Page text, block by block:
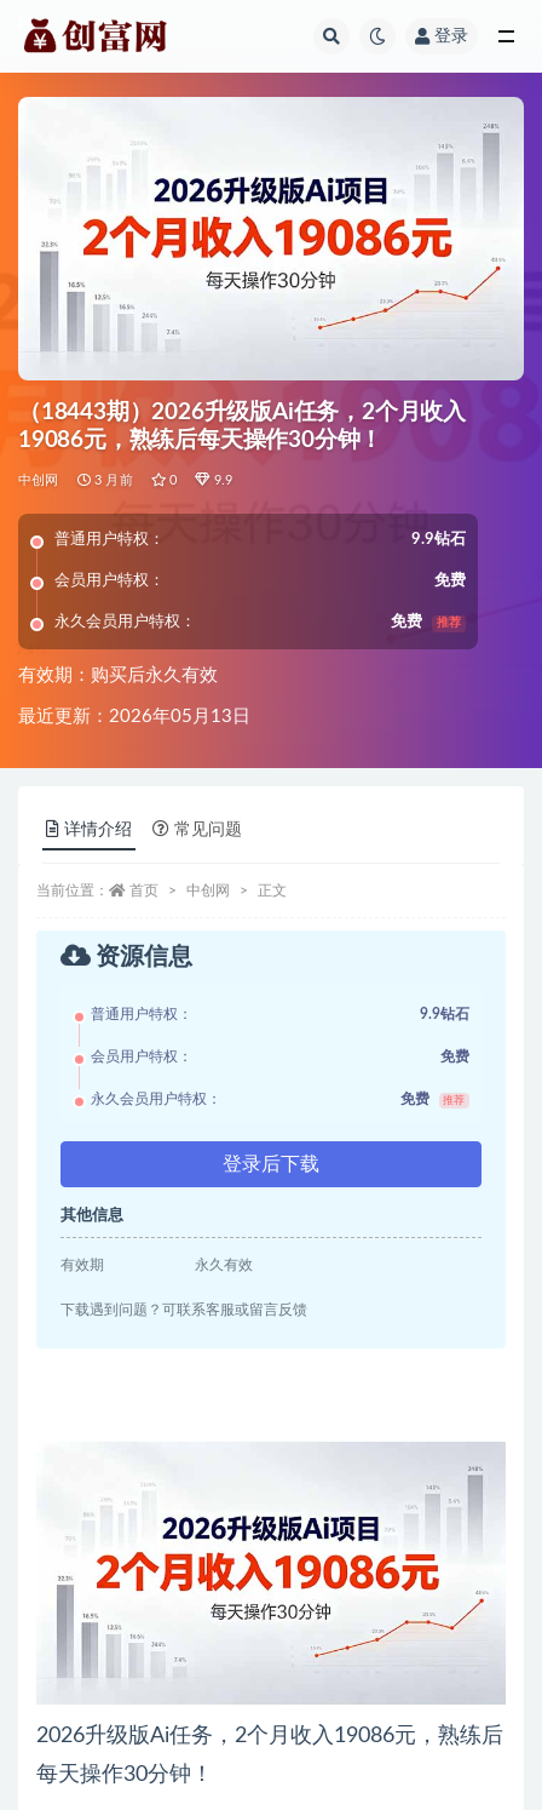
登录
（18443期）2026升级版Ai任务，2个月收入
19086元，熟练后每天操作30分钟！
中创网 3 月前 0 9.9
普通用户特权： 9.9钻石
会员用户特权： 免费
永久会员用户特权： 免费 推荐
有效期：购买后永久有效
最近更新：2026年05月13日
详情介绍 常见问题
当前位置： 首页 中创网 正文
资源信息
普通用户特权： 9.9钻石
会员用户特权： 免费
永久会员用户特权： 免费 推荐
登录后下载
其他信息
有效期 永久有效
下载遇到问题？可联系客服或留言反馈
2026升级版Ai任务，2个月收入19086元，熟练后
每天操作30分钟！